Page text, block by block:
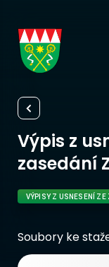
Výpis z
zasedání
VÝPISY Z USNESENÍ
Soubory ke